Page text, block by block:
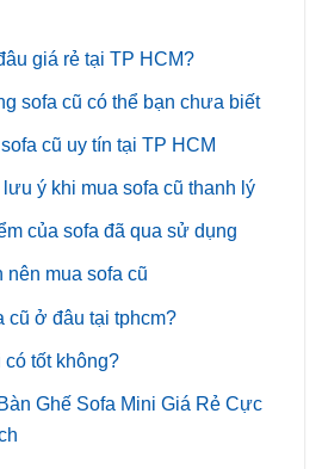
giá rẻ tại TP HCM?
sofa cũ có thể bạn chưa biết
cũ uy tín tại TP HCM
ý khi mua sofa cũ thanh lý
của sofa đã qua sử dụng
nên mua sofa cũ
cũ ở đâu tại tphcm?
tốt không?
Ghế Sofa Mini Giá Rẻ Cực